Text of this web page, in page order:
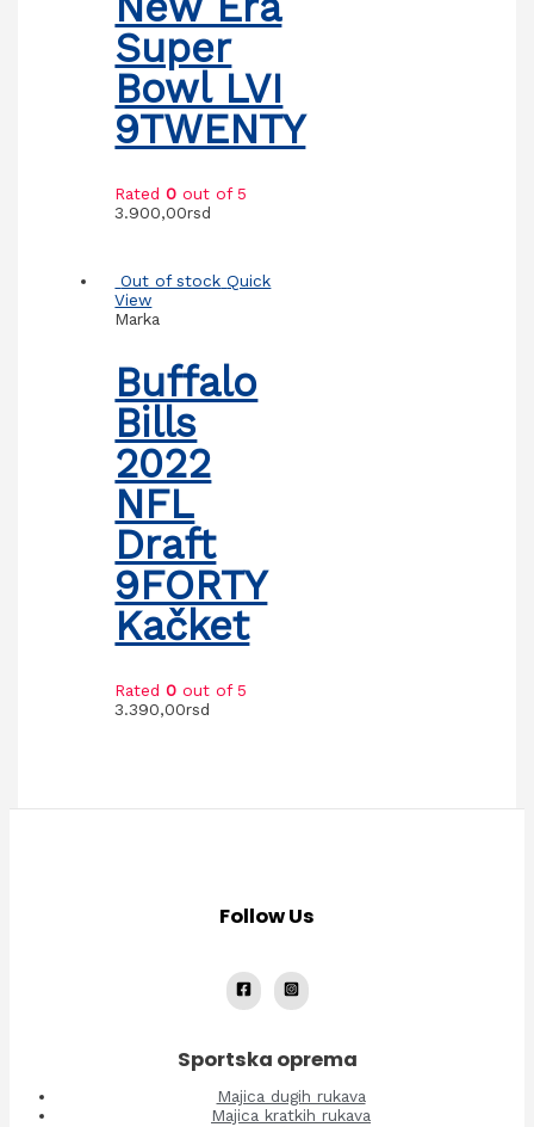
Super
Bowl LVI
9TWENTY
Rated0 out of 5
3.900,00rsd
Out of stock Quick
View
Marka
Buffalo
Bills
2022
NFL
Draft
9FORTY
Kačket
Rated0 out of 5
3.390,00rsd
Follow Us
Sportska oprema
Majica dugih rukava
Majica kratkih rukava